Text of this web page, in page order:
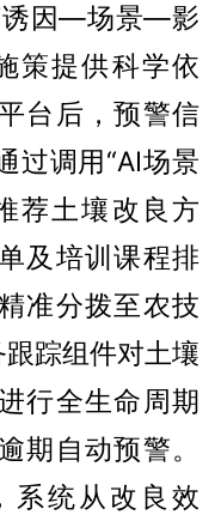
诱因—场景—影
策提供科学依
台后，预警信
过调用“AI场景
荐土壤改良方
及培训课程排
准分拨至农技
踪组件对土壤
行全生命周期
期自动预警。
系统从改良效